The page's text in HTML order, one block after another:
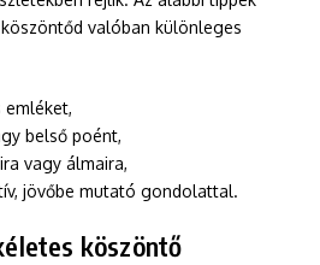
valóban különleges
belső poént,
vagy álmaira,
jövőbe mutató gondolattal.
köszöntő